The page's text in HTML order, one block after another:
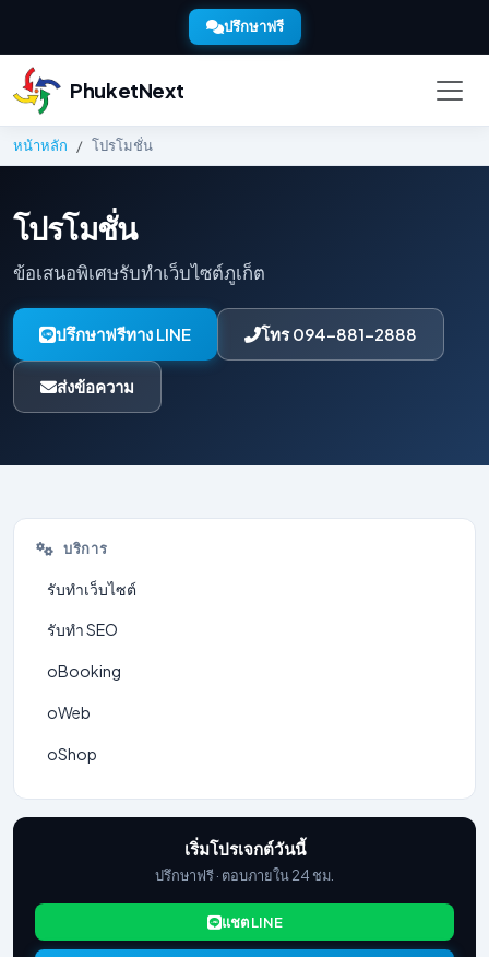
ปรึกษาฟรี
PhuketNext
หน้าหลัก โปรโมชั่น
โปรโมชั่น
ข้อเสนอพิเศษรับทำเว็บไซต์ภูเก็ต
ปรึกษาฟรีทาง LINE โทร 094-881-2888
ส่งข้อความ
บริการ
รับทำเว็บไซต์
รับทำ SEO
oBooking
oWeb
oShop
เริ่มโปรเจกต์วันนี้
ปรึกษาฟรี · ตอบภายใน 24 ชม.
แชต LINE